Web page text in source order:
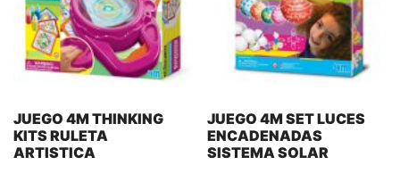
JUEGO 4M THINKING
KITS RULETA
ARTISTICA
JUEGO 4M SET LUCES
ENCADENADAS
SISTEMA SOLAR